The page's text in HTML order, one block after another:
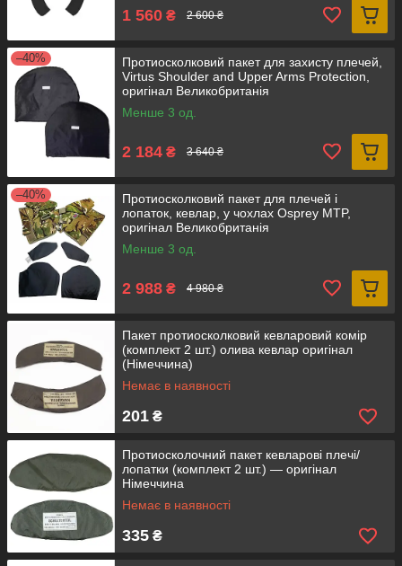
1 560 ₴ 2 600 ₴
–40%
Протиосколковий пакет для захисту плечей,
Virtus Shoulder and Upper Arms Protection,
оригінал Великобританія
Менше 3 од.
2 184 ₴ 3 640 ₴
–40%
Протиосколковий пакет для плечей і
лопаток, кевлар, у чохлах Osprey MTP,
оригінал Великобританія
Менше 3 од.
2 988 ₴ 4 980 ₴
Пакет протиосколковий кевларовий комір
(комплект 2 шт.) олива кевлар оригінал
(Німеччина)
Немає в наявності
201 ₴
Протиосколочний пакет кевларові плечі/
лопатки (комплект 2 шт.) — оригінал
Німеччина
Немає в наявності
335 ₴